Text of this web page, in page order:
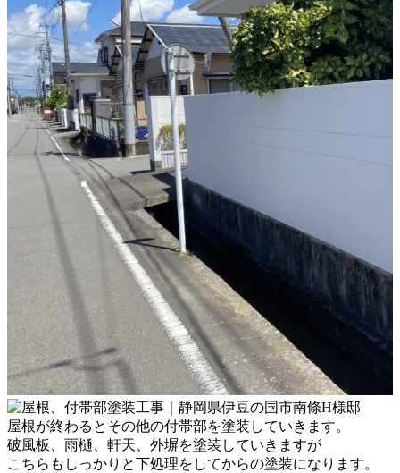
屋根が終わるとその他の付帯部を塗装していきます。
破風板、雨樋、軒天、外塀を塗装していきますが
こちらもしっかりと下処理をしてからの塗装になります。